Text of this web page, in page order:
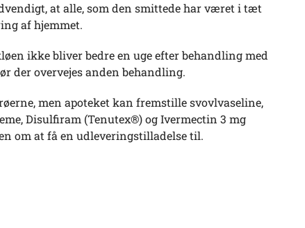
at alle, som den smittede har været i tæt
af hjemmet.
ikke bliver bedre en uge efter behandling med
der overvejes anden behandling.
men apoteket kan fremstille svovlvaseline,
Disulfiram (Tenutex®) og Ivermectin 3 mg
om at få en udleveringstilladelse til.